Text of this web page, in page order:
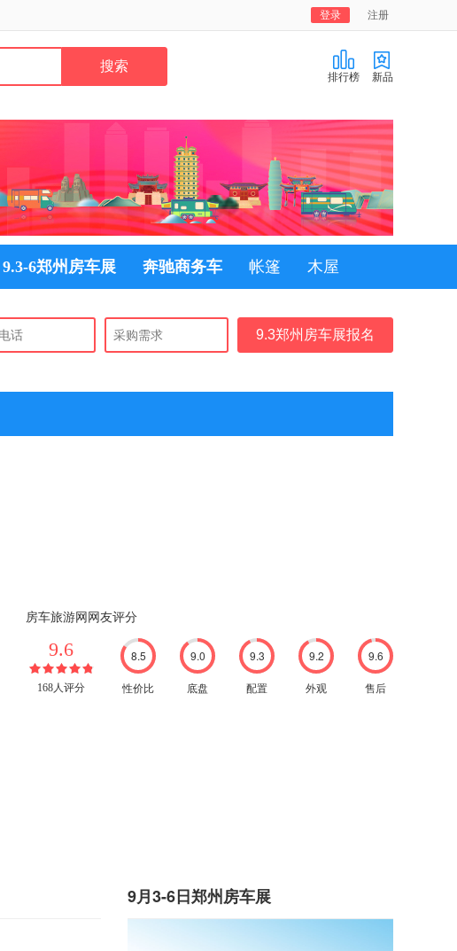
注册
登录
排行榜 新品
9.3-6郑州房车展 奔驰商务车 帐篷 木屋
9.3郑州房车展报名
房车旅游网网友评分
9.6
168人评分
8.5
性价比
9.0
底盘
9.3
配置
9.2
外观
9.6
售后
9月3-6日郑州房车展